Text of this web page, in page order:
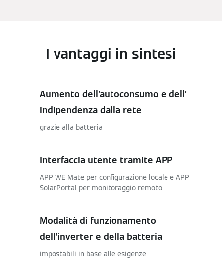
I vantaggi in sintesi
Aumento dell’autoconsumo e dell’
indipendenza dalla rete
grazie alla batteria
Interfaccia utente tramite APP
APP WE Mate per configurazione locale e APP
SolarPortal per monitoraggio remoto
Modalità di funzionamento
dell’inverter e della batteria
impostabili in base alle esigenze